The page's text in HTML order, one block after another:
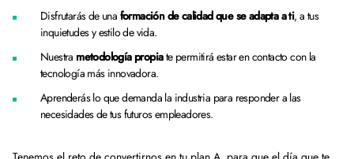
Disfrutarás de una formación de calidad que se adapta a ti, a tus
inquietudes y estilo de vida.
Nuestra metodología propiate permitirá estar en contacto con la
tecnología más innovadora.
Aprenderás lo que demanda la industria para responder a las
necesidades de tus futuros empleadores.